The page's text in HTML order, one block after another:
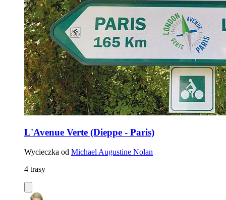
L'Avenue Verte (Dieppe - Paris)
Wycieczka od Michael Augustine Nolan
4 trasy